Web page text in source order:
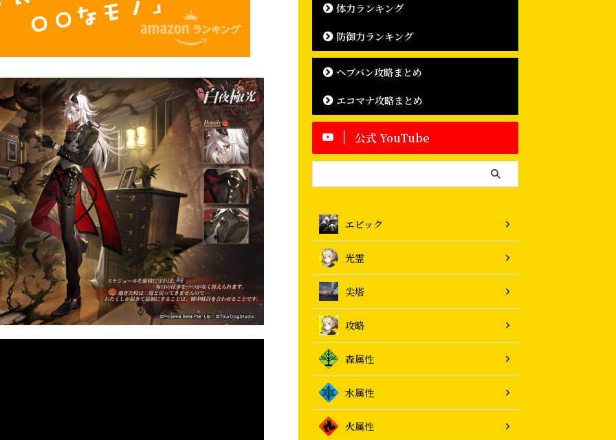
体力ランキング
防御力ランキング
ヘブバン攻略まとめ
エコマナ攻略まとめ
公式 YouTube
エピック
光霊
尖塔
攻略
森属性
水属性
火属性